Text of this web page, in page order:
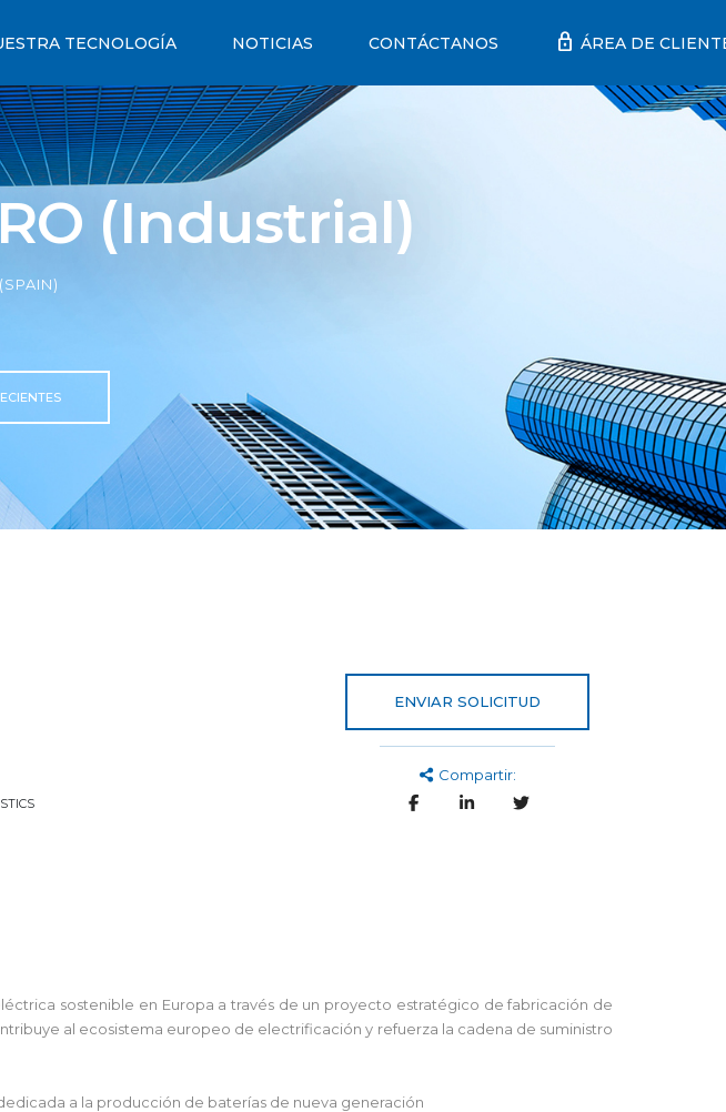
TECNOLOGÍA NOTICIAS CONTÁCTANOS lock ÁREA DE
(Industrial)
ENVIAR SOLICITUD
Compartir:
sostenible en Europa a través de un proyecto estratégico de fabricación de
al ecosistema europeo de electrificación y refuerza la cadena de suministro
a la producción de baterías de nueva generación